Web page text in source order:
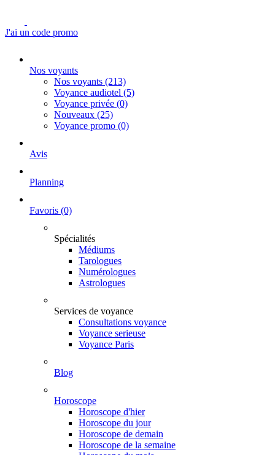
J'ai un code promo
Nos voyants
Nos voyants (213)
Voyance audiotel (5)
Voyance privée (0)
Nouveaux (25)
Voyance promo (0)
Avis
Planning
Favoris (0)
Spécialités
Médiums
Tarologues
Numérologues
Astrologues
Services de voyance
Consultations voyance
Voyance serieuse
Voyance Paris
Blog
Horoscope
Horoscope d'hier
Horoscope du jour
Horoscope de demain
Horoscope de la semaine